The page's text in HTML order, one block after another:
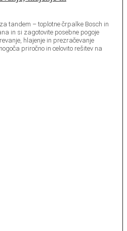
tandem – toplotne črpalke Bosch in
in si zagotovite posebne pogoje
hlajenje in prezračevanje
priročno in celovito rešitev na